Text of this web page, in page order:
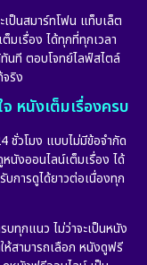
ป็นสมาร์ทโฟน แท็บเล็ต
มเรื่อง ได้ทุกที่ทุกเวลา
นที ตอบโจทย์ไลฟ์สไตล์
ริง
หนังเต็มเรื่องครบ
ชั่วโมง แบบไม่มีข้อจำกัด
นังออนไลน์เต็มเรื่อง ได้
บการดูได้ยาวต่อเนื่องทุก
ทุกแนว ไม่ว่าจะเป็นหนัง
ห้สามารถเลือก หนังดูฟรี